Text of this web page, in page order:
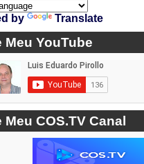
by Translate
Meu YouTube
Meu COS.TV Canal